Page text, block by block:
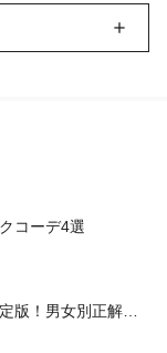
コーデ4選
版！男女別正解ス